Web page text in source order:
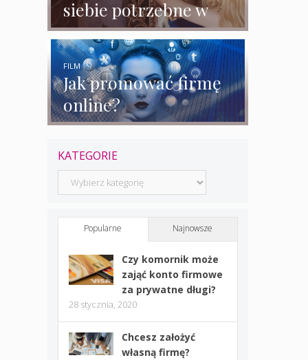
siebie potrzebne w
biznesie?
Jak promować firmę
online?
FILM
KATEGORIE
Kategorie
Popularne Najnowsze
Czy komornik może
zająć konto firmowe
za prywatne długi?
28 stycznia, 2020
Chcesz założyć
własną firmę?